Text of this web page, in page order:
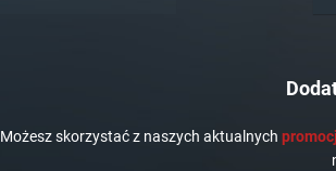
Możesz skorzystać z naszych aktualnych